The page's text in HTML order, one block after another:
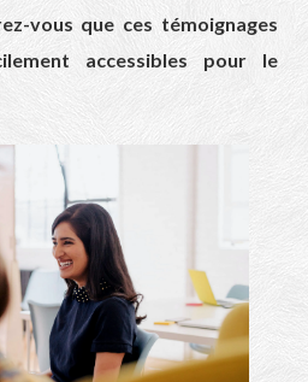
vous que ces témoignages
accessibles pour le